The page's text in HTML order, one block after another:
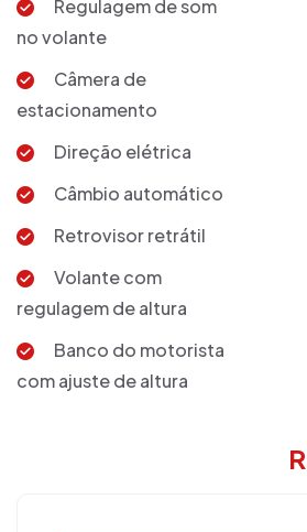
Regulagem de som
no volante
Câmera de
estacionamento
Direção elétrica
Câmbio automático
Retrovisor retrátil
Volante com
regulagem de altura
Banco do motorista
com ajuste de altura